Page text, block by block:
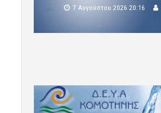
7 Αυγούστου 2026 20:16